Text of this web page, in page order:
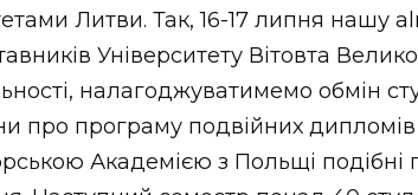
Литви. Так, 16-17 липня нашу
Університету Вітовта
налагоджуватимемо обмін
про програму подвійних
Академією з Польщі подібні